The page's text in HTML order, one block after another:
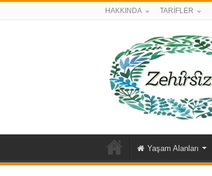
HAKKINDA TARİFLER
Yaşam Alanları